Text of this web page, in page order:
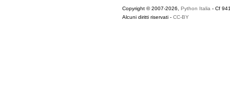
Copyright © 2007-2026, Python Italia - Cf
Alcuni diritti riservati - CC-BY